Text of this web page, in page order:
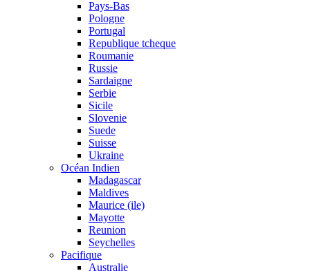
Pays-Bas
Pologne
Portugal
Republique tcheque
Roumanie
Russie
Sardaigne
Serbie
Sicile
Slovenie
Suede
Suisse
Ukraine
Océan Indien
Madagascar
Maldives
Maurice (ile)
Mayotte
Reunion
Seychelles
Pacifique
Australie